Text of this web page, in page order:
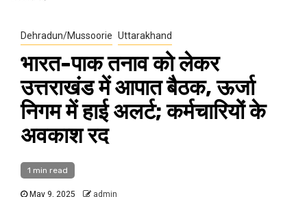
Dehradun/Mussoorie Uttarakhand
भारत-पाक तनाव को लेकर
उत्तराखंड में आपात बैठक, ऊर्जा
निगम में हाई अलर्ट; कर्मचारियों के
अवकाश रद
1 min read
May 9, 2025 admin